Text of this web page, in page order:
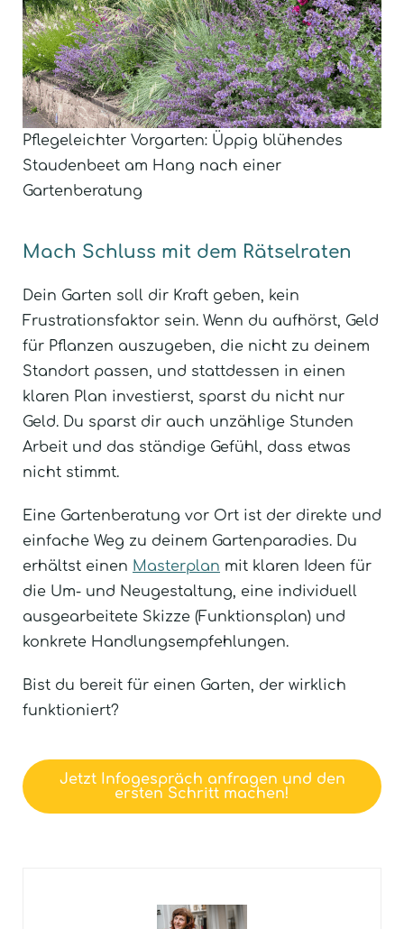
Pflegeleichter Vorgarten: Üppig blühendes
Staudenbeet am Hang nach einer
Gartenberatung
Mach Schluss mit dem Rätselraten
Dein Garten soll dir Kraft geben, kein
Frustrationsfaktor sein. Wenn du aufhörst, Geld
für Pflanzen auszugeben, die nicht zu deinem
Standort passen, und stattdessen in einen
klaren Plan investierst, sparst du nicht nur
Geld. Du sparst dir auch unzählige Stunden
Arbeit und das ständige Gefühl, dass etwas
nicht stimmt.
Eine Gartenberatung vor Ort ist der direkte und
einfache Weg zu deinem Gartenparadies. Du
erhältst einen Masterplan mit klaren Ideen für
die Um- und Neugestaltung, eine individuell
ausgearbeitete Skizze (Funktionsplan) und
konkrete Handlungsempfehlungen.
Bist du bereit für einen Garten, der wirklich
funktioniert?
Jetzt Infogespräch anfragen und den
ersten Schritt machen!